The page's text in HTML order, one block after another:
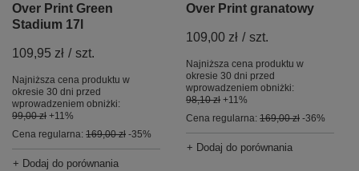
Over Print Green
Stadium 17l
109,95 zł / szt.
Najniższa cena produktu w
okresie 30 dni przed
wprowadzeniem obniżki:
99,00 zł +11%
Cena regularna: 169,00 zł -35%
+ Dodaj do porównania
Over Print granatowy
109,00 zł / szt.
Najniższa cena produktu w
okresie 30 dni przed
wprowadzeniem obniżki:
98,10 zł +11%
Cena regularna: 169,00 zł -36%
+ Dodaj do porównania